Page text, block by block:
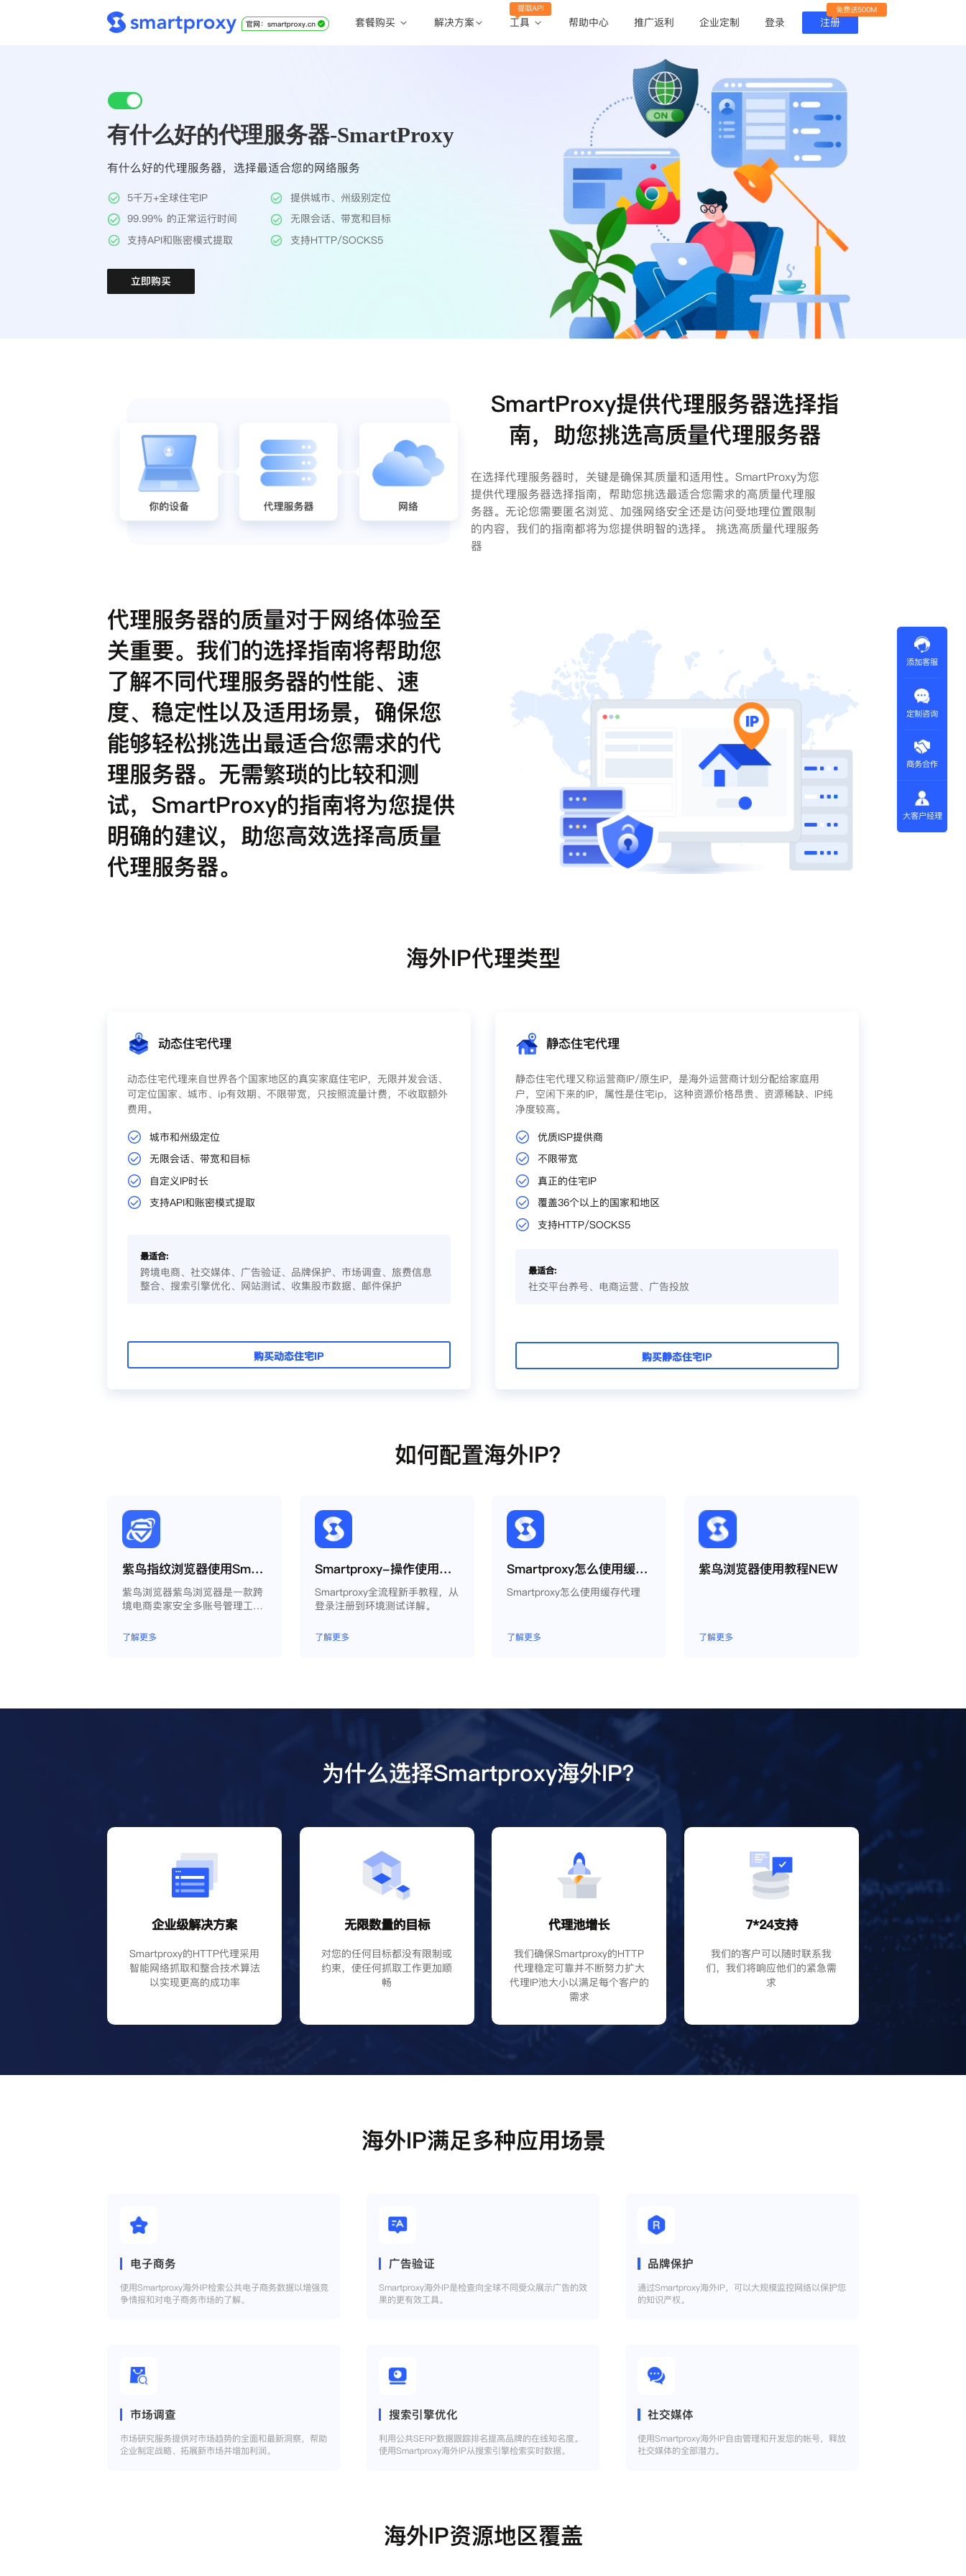
套餐购买 解决方案 工具
提取API
帮助中心 推广返利 企业定制 登录 注册
免费送500M
有什么好的代理服务器-SmartProxy
有什么好的代理服务器，选择最适合您的网络服务
5千万+全球住宅IP
提供城市、州级别定位
99.99% 的正常运行时间
无限会话、带宽和目标
支持API和账密模式提取
支持HTTP/SOCKS5
立即购买
SmartProxy提供代理服务器选择指
南，助您挑选高质量代理服务器
在选择代理服务器时，关键是确保其质量和适用性。SmartProxy为您
提供代理服务器选择指南，帮助您挑选最适合您需求的高质量代理服
务器。无论您需要匿名浏览、加强网络安全还是访问受地理位置限制
的内容，我们的指南都将为您提供明智的选择。 挑选高质量代理服务
器
代理服务器的质量对于网络体验至
关重要。我们的选择指南将帮助您
了解不同代理服务器的性能、速
度、稳定性以及适用场景，确保您
能够轻松挑选出最适合您需求的代
理服务器。无需繁琐的比较和测
试，SmartProxy的指南将为您提供
明确的建议，助您高效选择高质量
代理服务器。
海外IP代理类型
动态住宅代理
动态住宅代理来自世界各个国家地区的真实家庭住宅IP，无限并发会话、
可定位国家、城市、ip有效期、不限带宽，只按照流量计费，不收取额外
费用。
城市和州级定位
无限会话、带宽和目标
自定义IP时长
支持API和账密模式提取
最适合:
跨境电商、社交媒体、广告验证、品牌保护、市场调查、旅费信息
整合、搜索引擎优化、网站测试、收集股市数据、邮件保护
购买动态住宅IP
静态住宅代理
静态住宅代理又称运营商IP/原生IP，是海外运营商计划分配给家庭用
户，空闲下来的IP，属性是住宅ip，这种资源价格昂贵、资源稀缺、IP纯
净度较高。
优质ISP提供商
不限带宽
真正的住宅IP
覆盖36个以上的国家和地区
支持HTTP/SOCKS5
最适合:
社交平台养号、电商运营、广告投放
购买静态住宅IP
如何配置海外IP？
紫鸟指纹浏览器使用Smartproxy教程
紫鸟浏览器紫鸟浏览器是一款跨
境电商卖家安全多账号管理工
了解更多
Smartproxy-操作使用说明
Smartproxy全流程新手教程，从
登录注册到环境测试详解。
了解更多
Smartproxy怎么使用缓存代理
Smartproxy怎么使用缓存代理
了解更多
紫鸟浏览器使用教程NEW
了解更多
为什么选择Smartproxy海外IP？
企业级解决方案
Smartproxy的HTTP代理采用
智能网络抓取和整合技术算法
以实现更高的成功率
无限数量的目标
对您的任何目标都没有限制或
约束，使任何抓取工作更加顺
畅
代理池增长
我们确保Smartproxy的HTTP
代理稳定可靠并不断努力扩大
代理IP池大小以满足每个客户的
需求
7*24支持
我们的客户可以随时联系我
们，我们将响应他们的紧急需
求
海外IP满足多种应用场景
电子商务
使用Smartproxy海外IP检索公共电子商务数据以增强竞
争情报和对电子商务市场的了解。
广告验证
Smartproxy海外IP是检查向全球不同受众展示广告的效
果的更有效工具。
品牌保护
通过Smartproxy海外IP，可以大规模监控网络以保护您
的知识产权。
市场调查
市场研究服务提供对市场趋势的全面和最新洞察，帮助
企业制定战略、拓展新市场并增加利润。
搜索引擎优化
利用公共SERP数据跟踪排名提高品牌的在线知名度。
使用Smartproxy海外IP从搜索引擎检索实时数据。
社交媒体
使用Smartproxy海外IP自由管理和开发您的帐号，释放
社交媒体的全部潜力。
海外IP资源地区覆盖
添加客服
定制咨询
商务合作
大客户经理